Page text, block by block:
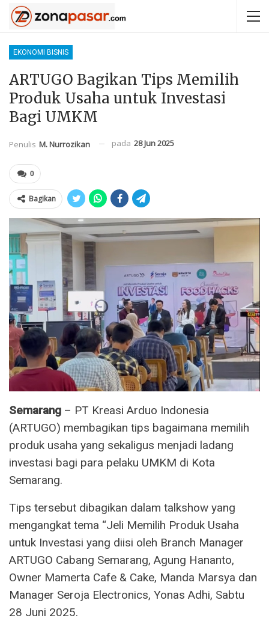
EKONOMI BISNIS
ARTUGO Bagikan Tips Memilih
Produk Usaha untuk Investasi
Bagi UMKM
Penulis M. Nurrozikan pada 28 Jun 2025
0
Bagikan
Semarang – PT Kreasi Arduo Indonesia
(ARTUGO) membagikan tips bagaimana memilih
produk usaha yang sekaligus menjadi ladang
investasi bagi para pelaku UMKM di Kota
Semarang.
Tips tersebut dibagikan dalam talkshow yang
mengangkat tema “Jeli Memilih Produk Usaha
untuk Investasi yang diisi oleh Branch Manager
ARTUGO Cabang Semarang, Agung Hananto,
Owner Mamerta Cafe & Cake, Manda Marsya dan
Manager Seroja Electronics, Yonas Adhi, Sabtu
28 Juni 2025.